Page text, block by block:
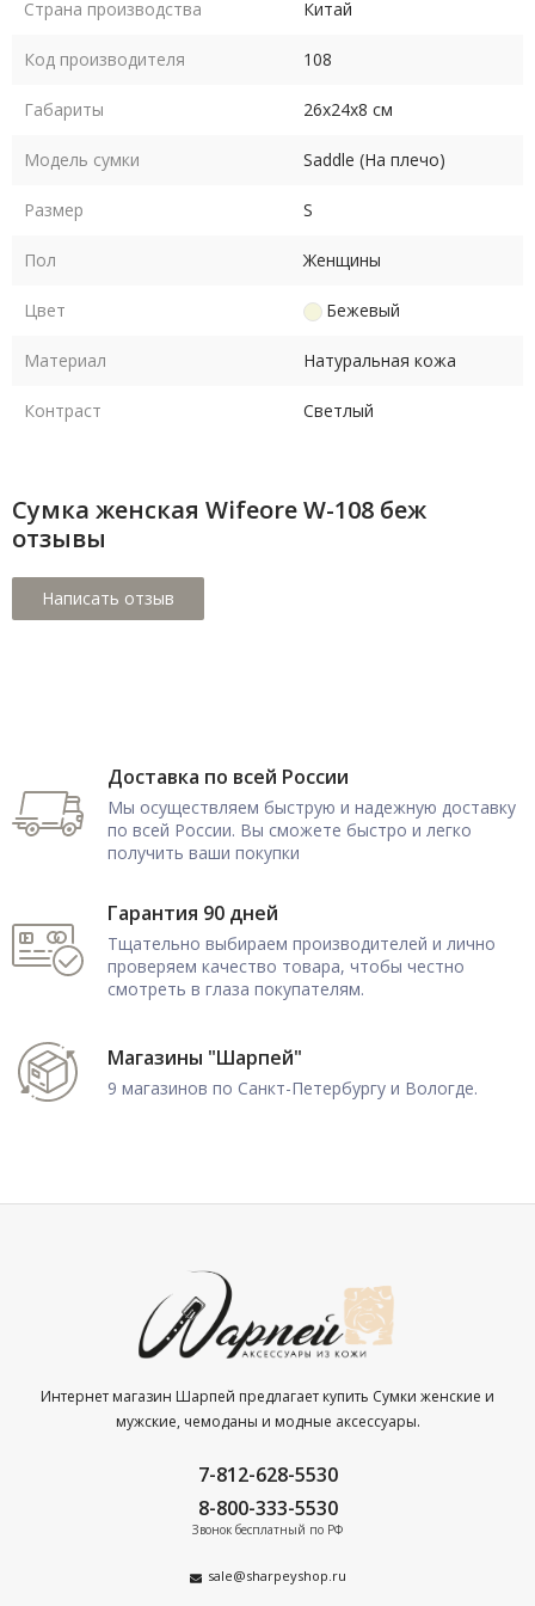
Страна производства Китай
Код производителя 108
Габариты 26х24х8 см
Модель сумки Saddle (На плечо)
Размер S
Пол Женщины
Цвет Бежевый
Материал Натуральная кожа
Контраст Светлый
Сумка женская Wifeore W-108 беж
отзывы
Доставка по всей России
Мы осуществляем быструю и надежную доставку
по всей России. Вы сможете быстро и легко
получить ваши покупки
Гарантия 90 дней
Тщательно выбираем производителей и лично
проверяем качество товара, чтобы честно
смотреть в глаза покупателям.
Магазины "Шарпей"
9 магазинов по Санкт-Петербургу и Вологде.
Интернет магазин Шарпей предлагает купить Сумки женские и
мужские, чемоданы и модные аксессуары.
7-812-628-5530
8-800-333-5530
Звонок бесплатный по РФ
sale@sharpeyshop.ru